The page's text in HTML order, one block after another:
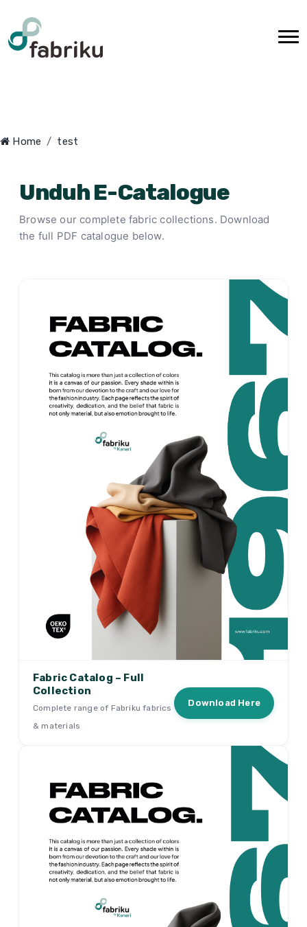
Home test
test
Unduh E-Catalogue
Browse our complete fabric collections. Download
the full PDF catalogue below.
Fabric Catalog – Full
Collection
Complete range of Fabriku fabrics
& materials
Download Here